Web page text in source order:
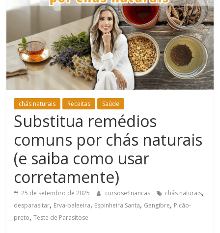
Estar
chás naturais Receitas Saúde
Substitua remédios
comuns por chás naturais
(e saiba como usar
corretamente)
25 de setembro de 2025 cursosefinancas chás naturais,
desparasitar, Erva-baleeira, Espinheira Santa, Gengibre, Picão-
preto,Teste de Parasitose